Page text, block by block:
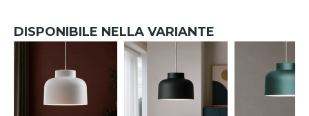
DISPONIBILE NELLA VARIANTE